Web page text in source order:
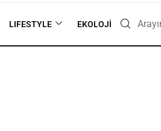
LIFESTYLE EKOLOJI